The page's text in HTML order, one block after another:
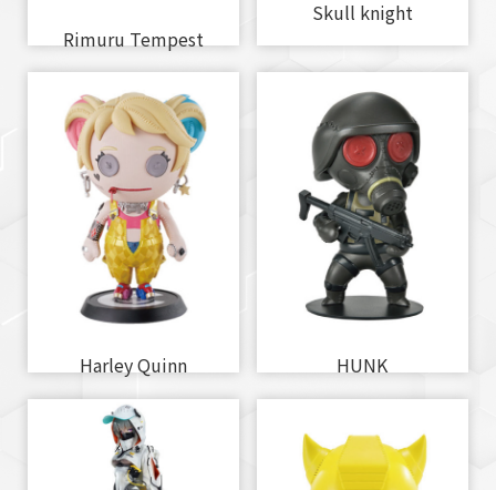
Rimuru Tempest
Skull knight
Harley Quinn HUNK